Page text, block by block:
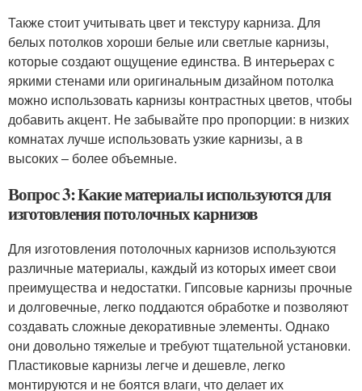
Также стоит учитывать цвет и текстуру карниза. Для
белых потолков хороши белые или светлые карнизы,
которые создают ощущение единства. В интерьерах с
яркими стенами или оригинальным дизайном потолка
можно использовать карнизы контрастных цветов, чтобы
добавить акцент. Не забывайте про пропорции: в низких
комнатах лучше использовать узкие карнизы, а в
высоких – более объемные.
Вопрос 3: Какие материалы используются для
изготовления потолочных карнизов
Для изготовления потолочных карнизов используются
различные материалы, каждый из которых имеет свои
преимущества и недостатки. Гипсовые карнизы прочные
и долговечные, легко поддаются обработке и позволяют
создавать сложные декоративные элементы. Однако
они довольно тяжелые и требуют тщательной установки.
Пластиковые карнизы легче и дешевле, легко
монтируются и не боятся влаги, что делает их